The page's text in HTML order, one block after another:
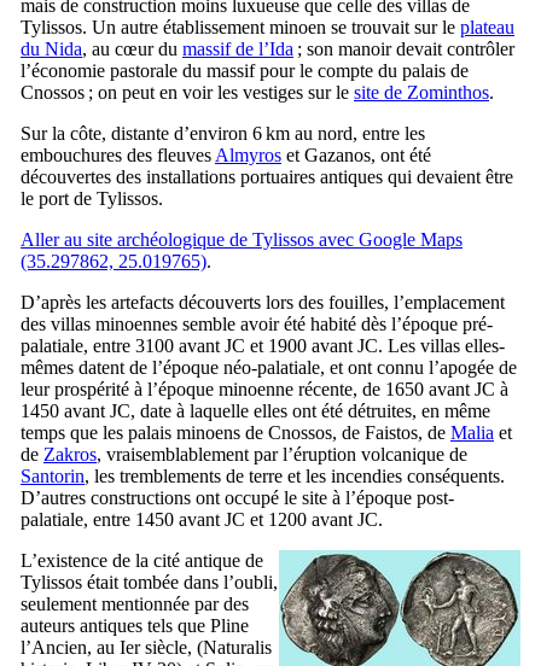
mais de construction moins luxueuse que celle des villas de
Tylissos. Un autre établissement minoen se trouvait sur le plateau
du Nida, au cœur du massif de l’Ida ; son manoir devait contrôler
l’économie pastorale du massif pour le compte du palais de
Cnossos ; on peut en voir les vestiges sur le site de Zominthos.
Sur la côte, distante d’environ 6 km au nord, entre les
embouchures des fleuves Almyros et Gazanos, ont été
découvertes des installations portuaires antiques qui devaient être
le port de Tylissos.
Aller au site archéologique de Tylissos avec Google Maps
(35.297862, 25.019765).
D’après les artefacts découverts lors des fouilles, l’emplacement
des villas minoennes semble avoir été habité dès l’époque pré-
palatiale, entre 3100 avant JC et 1900 avant JC. Les villas elles-
mêmes datent de l’époque néo-palatiale, et ont connu l’apogée de
leur prospérité à l’époque minoenne récente, de 1650 avant JC à
1450 avant JC, date à laquelle elles ont été détruites, en même
temps que les palais minoens de Cnossos, de Faistos, de Malia et
de Zakros, vraisemblablement par l’éruption volcanique de
Santorin, les tremblements de terre et les incendies conséquents.
D’autres constructions ont occupé le site à l’époque post-
palatiale, entre 1450 avant JC et 1200 avant JC.
L’existence de la cité antique de
Tylissos était tombée dans l’oubli,
seulement mentionnée par des
auteurs antiques tels que Pline
l’Ancien, au Iersiècle, (Naturalis